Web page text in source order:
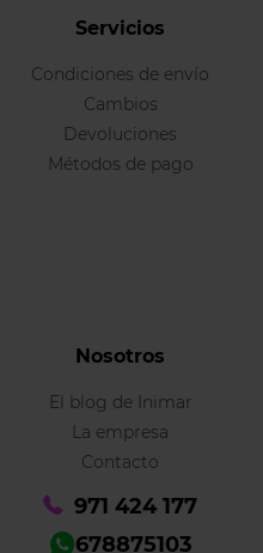
Servicios
Condiciones de envío
Cambios
Devoluciones
Métodos de pago
Nosotros
El blog de Inimar
La empresa
Contacto
971 424 177
678875103